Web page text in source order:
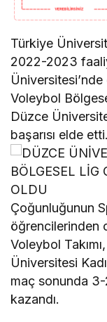
Türkiye
2022-2023
Voleybol
Düzce
başarısı elde etti.
Çoğunluğunun
öğrencilerinden
Voleybol
Üniversitesi
maç sonunda
kazandı.